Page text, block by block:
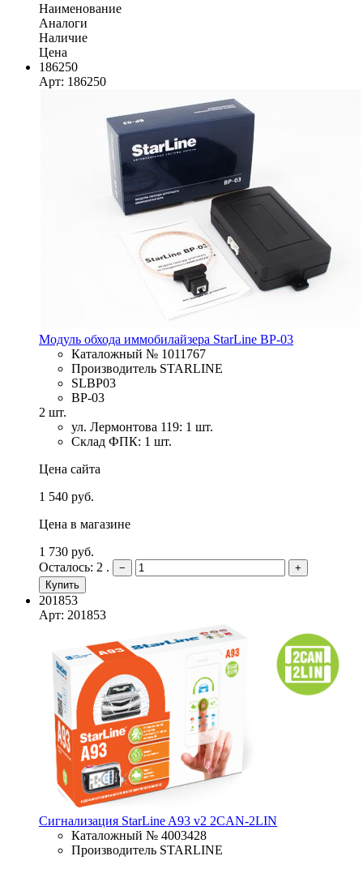
Наименование
Аналоги
Наличие
Цена
186250
Арт: 186250
Модуль обхода иммобилайзера StarLine BP-03
Каталожный № 1011767
Производитель STARLINE
SLBP03
BP-03
2 шт.
ул. Лермонтова 119: 1 шт.
Склад ФПК: 1 шт.
Цена сайта
1 540 руб.
Цена в магазине
1 730 руб.
Осталось: 2 .
−
+
Купить
201853
Арт: 201853
Сигнализация StarLine A93 v2 2CAN-2LIN
Каталожный № 4003428
Производитель STARLINE